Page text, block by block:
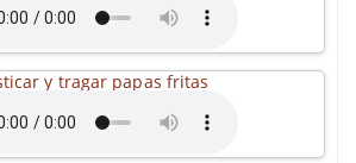
y tragar papas fritas